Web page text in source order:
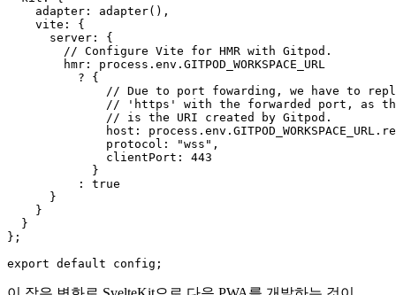
/** @type {import('@sveltejs/kit').Config} */
const config = {
  preprocess: preprocess(),
    adapter: adapter(),
    vite: {
      server: {
        // Configure Vite for HMR with Gitpod.
        hmr: process.env.GITPOD_WORKSPACE_URL
// Due to port fowarding, we have to
// 'https' with the forwarded port, as
              // is the URI created by Gitpod.
host:
              protocol: "wss",
              clientPort: 443
            }
          : true
      }
    }
  }
};